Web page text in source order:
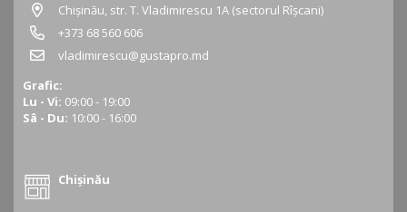
Chișinău, str. T. Vladimirescu 1A (sectorul Rîșcani)
+373 68 560 606
vladimirescu@gustapro.md
Grafic:
Lu - Vi: 09:00 - 19:00
Sâ - Du: 10:00 - 16:00
Chișinău